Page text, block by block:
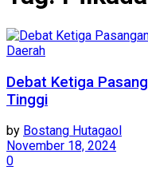
Daerah
Debat Ketiga
Tinggi
by Bostang Hutagaol
November 18, 2024
0